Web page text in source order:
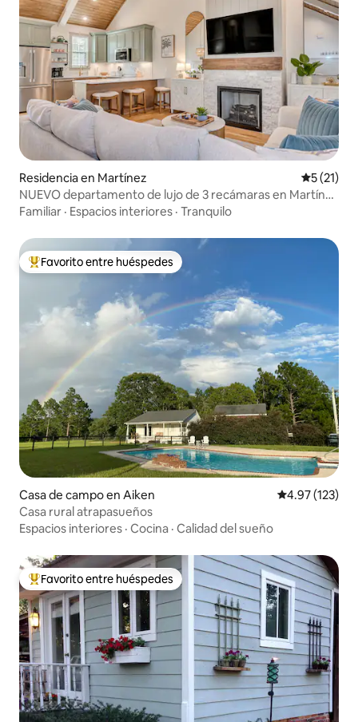
Residencia en Martínez
5 (21)
NUEVO departamento de lujo de 3 recámaras en Martínez
- Patio enorme - Fogata
Familiar · Espacios interiores · Tranquilo
De los mejores en Favorito entre huéspedes
Favorito entre huéspedes
Casa de campo en Aiken Calificación
4.97 (123)
Casa rural atrapasueños
Espacios interiores · Cocina · Calidad del sueño
De los mejores en Favorito entre huéspedes
Favorito entre huéspedes